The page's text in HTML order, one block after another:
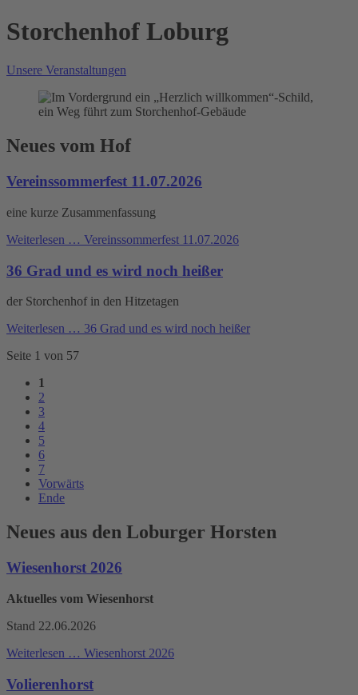
Storchenhof Loburg
Unsere Veranstaltungen
Neues vom Hof
Vereinssommerfest 11.07.2026
eine kurze Zusammenfassung
Weiterlesen … Vereinssommerfest 11.07.2026
36 Grad und es wird noch heißer
der Storchenhof in den Hitzetagen
Weiterlesen … 36 Grad und es wird noch heißer
Seite 1 von 57
1
2
3
4
5
6
7
Vorwärts
Ende
Neues aus den Loburger Horsten
Wiesenhorst 2026
Aktuelles vom Wiesenhorst
Stand 22.06.2026
Weiterlesen … Wiesenhorst 2026
Volierenhorst